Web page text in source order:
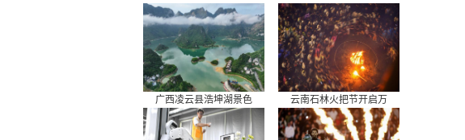
广西凌云县浩坤湖景色 云南石林火把节开启万